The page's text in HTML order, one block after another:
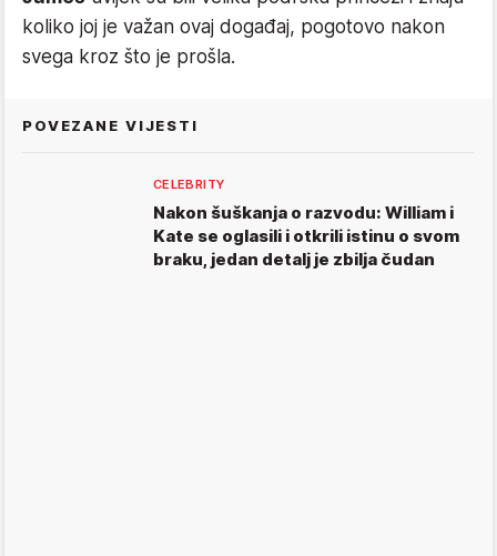
koliko joj je važan ovaj događaj, pogotovo nakon
svega kroz što je prošla.
POVEZANE VIJESTI
CELEBRITY
Nakon šuškanja o razvodu: William i
Kate se oglasili i otkrili istinu o svom
braku, jedan detalj je zbilja čudan